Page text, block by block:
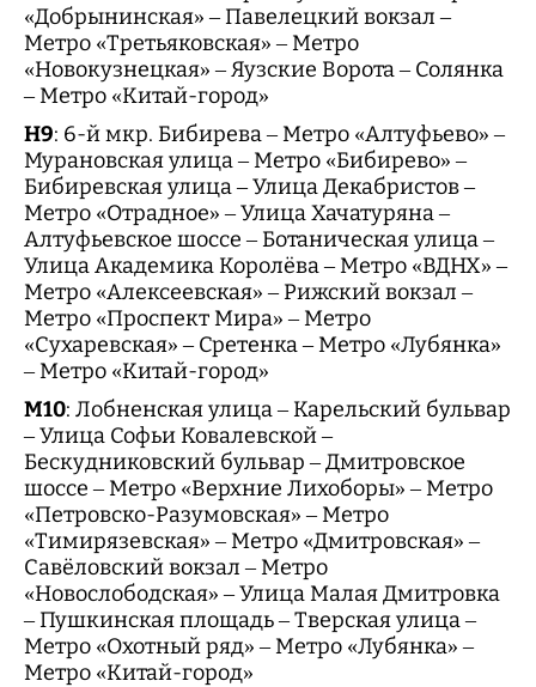
«Добрынинская» – Павелецкий вокзал –
Метро «Третьяковская» – Метро
«Новокузнецкая» – Яузские Ворота – Солянка
– Метро «Китай-город»
Н9: 6-й мкр. Бибирева – Метро «Алтуфьево» –
Мурановская улица – Метро «Бибирево» –
Бибиревская улица – Улица Декабристов –
Метро «Отрадное» – Улица Хачатуряна –
Алтуфьевское шоссе – Ботаническая улица –
Улица Академика Королёва – Метро «ВДНХ» –
Метро «Алексеевская» – Рижский вокзал –
Метро «Проспект Мира» – Метро
«Сухаревская» – Сретенка – Метро «Лубянка»
– Метро «Китай-город»
М10: Лобненская улица – Карельский бульвар
– Улица Софьи Ковалевской –
Бескудниковский бульвар – Дмитровское
шоссе – Метро «Верхние Лихоборы» – Метро
«Петровско-Разумовская» – Метро
«Тимирязевская» – Метро «Дмитровская» –
Савёловский вокзал – Метро
«Новослободская» – Улица Малая Дмитровка
– Пушкинская площадь – Тверская улица –
Метро «Охотный ряд» – Метро «Лубянка» –
Метро «Китай-город»